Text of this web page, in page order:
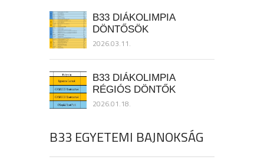
B33 DIÁKOLIMPIA
DÖNTŐSÖK
2026.03.11.
B33 DIÁKOLIMPIA
RÉGIÓS DÖNTŐK
2026.01.18.
B33 EGYETEMI BAJNOKSÁG